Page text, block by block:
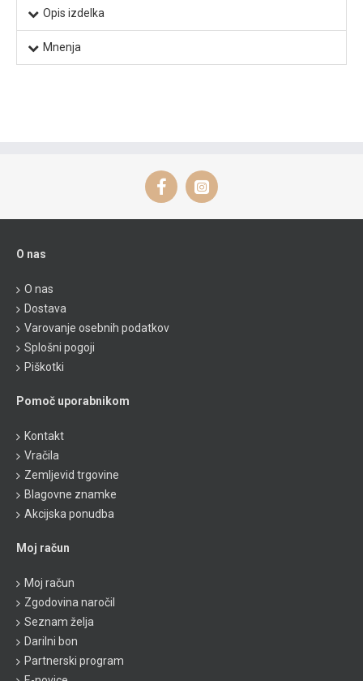
Opis izdelka
Mnenja
O nas
O nas
Dostava
Varovanje osebnih podatkov
Splošni pogoji
Piškotki
Pomoč uporabnikom
Kontakt
Vračila
Zemljevid trgovine
Blagovne znamke
Akcijska ponudba
Moj račun
Moj račun
Zgodovina naročil
Seznam želja
Darilni bon
Partnerski program